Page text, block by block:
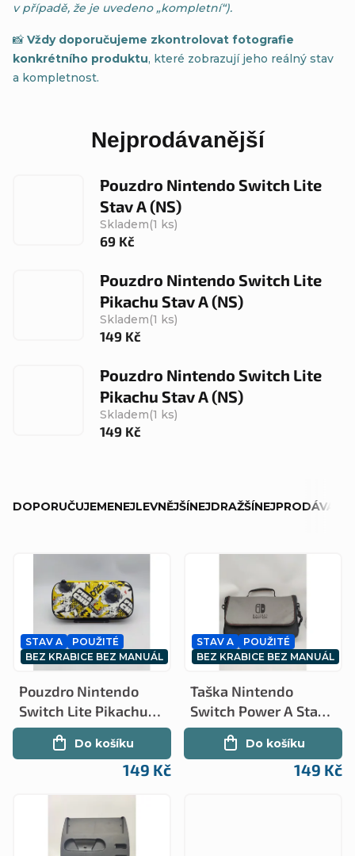
v případě, že je uvedeno „kompletní“).
📸 Vždy doporučujeme zkontrolovat fotografie
konkrétního produktu, které zobrazují jeho reálný stav
a kompletnost.
Nejprodávanější
Pouzdro Nintendo Switch Lite
Stav A (NS)
Skladem(1 ks)
69 Kč
Pouzdro Nintendo Switch Lite
Pikachu Stav A (NS)
Skladem(1 ks)
149 Kč
Pouzdro Nintendo Switch Lite
Pikachu Stav A (NS)
Skladem(1 ks)
149 Kč
p
o
DOPORUČUJEMENEJLEVNĚJŠÍNEJDRAŽŠÍ
p
r
o
STAV A
POUŽITÉ
BEZ KRABICE BEZ MANUÁL
Pouzdro Nintendo
Switch Lite Pikachu
Stav A (NS)
149 Kč
Do košíku
STAV A
POUŽITÉ
BEZ KRABICE BEZ MANUÁL
Taška Nintendo
Switch Power A Stav
A (NS)
149 Kč
Do košíku